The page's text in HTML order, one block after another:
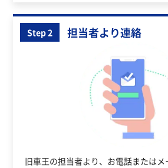
Step 2 担当者より連絡
旧車王の担当者より、お電話または